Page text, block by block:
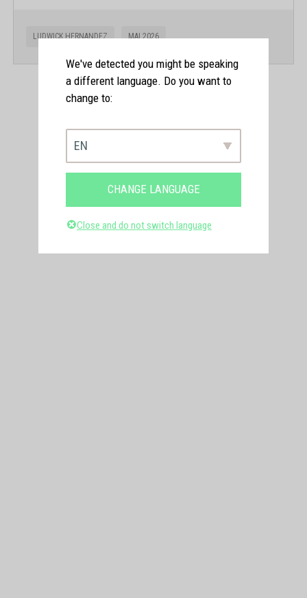
LUDWICK HERNANDEZ MAI 2026
We've detected you might be speaking
a different language. Do you want to
change to:
EN
CHANGE LANGUAGE
Close and do not switch language